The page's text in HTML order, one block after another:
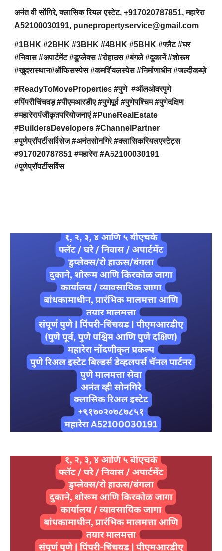
अनंत वी सोंगिरे, क्लासिक रियल एस्टेट, +917020787851, महारेरा
A52100030191, punepropertyservice@gmail.com
#1BHK #2BHK #3BHK #4BHK #5BHK #फ्लैट #घर
#निवास #अपार्टमेंट #डुप्लेक्स #रोहाउस #बंगले #दुकानें #शोरूम
#खुदरास्थान#ऑफिसस्पेस #कमर्शियलस्पेस #निर्माणाधीन #जल्दीकब्ज़े
#ReadyToMoveProperties #पुणे #ऑलओवरपुणे
#पिंपरीचिंचवड़ #पीएमआरडीए #पुणेपूर्व #पुणेपश्चिम #पुणेदक्षिण
#महारेरापंजीकृतपरियोजनाएं #PuneRealEstate
#BuildersDevelopers #ChannelPartner
#पुणेप्रॉपर्टीसर्विसेज #अनंतसोनगिरे #क्लासिकरियलएस्टेट्स
#917020787851 #महारेरा #A52100030191
#पुणेप्रॉपर्टीसर्विस